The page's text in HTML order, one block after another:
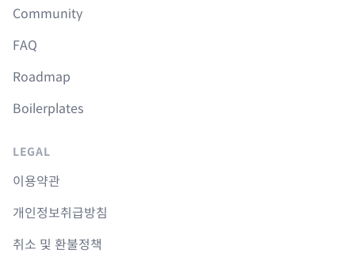
Community
FAQ
Roadmap
Boilerplates
LEGAL
이용약관
개인정보취급방침
취소 및 환불정책